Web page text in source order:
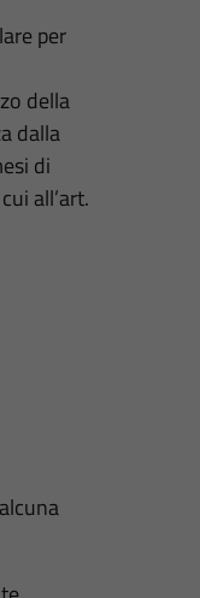
per
della
dalla
di
all’art.